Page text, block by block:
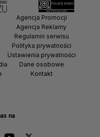
na
Agencja Promocji
Agencja Reklamy
Regulamin serwisu
Polityka prywatności
Ustawienia prywatności
Dane osobowe
Kontakt